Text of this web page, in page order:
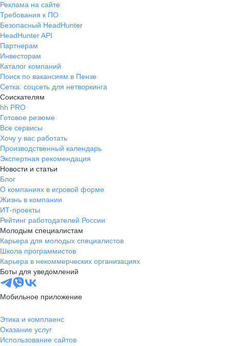
Реклама на сайте
Требования к ПО
Безопасный HeadHunter
HeadHunter API
Партнерам
Инвесторам
Каталог компаний
Поиск по вакансиям в Пензе
Сетка: соцсеть для нетворкинга
Соискателям
hh PRO
Готовое резюме
Все сервисы
Хочу у вас работать
Производственный календарь
Экспертная рекомендация
Новости и статьи
Блог
О компаниях в игровой форме
Жизнь в компании
ИТ-проекты
Рейтинг работодателей России
Молодым специалистам
Карьера для молодых специалистов
Школа программистов
Карьера в некоммерческих организациях
Боты для уведомлений
Мобильное приложение
Этика и комплаенс
Оказание услуг
Использование сайтов